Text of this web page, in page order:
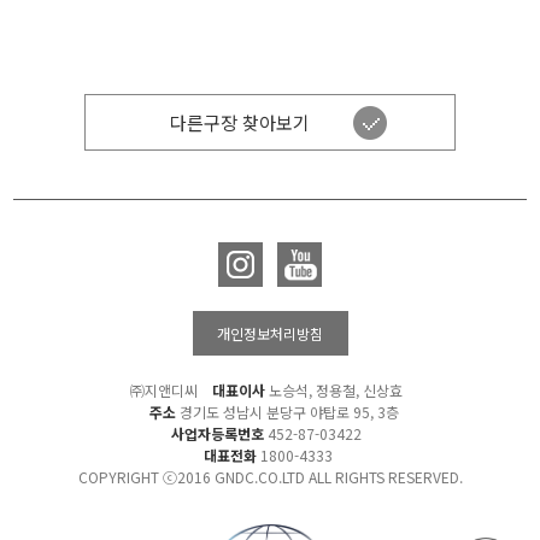
다른구장 찾아보기
개인정보처리방침
㈜지앤디씨 대표이사노승석, 정용철, 신상효
주소경기도 성남시 분당구 야탑로 95, 3층
사업자등록번호 452-87-03422
대표전화 1800-4333
COPYRIGHT ⓒ2016 GNDC.CO.LTD ALL RIGHTS RESERVED.